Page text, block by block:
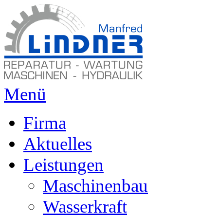
Menü
Firma
Aktuelles
Leistungen
Maschinenbau
Wasserkraft